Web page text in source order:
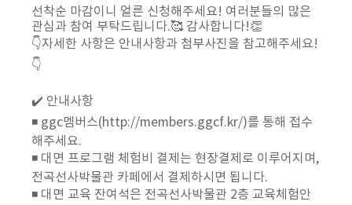
선착순 마감이니 얼른 신청해주세요! 여러분들의 많은
관심과 참여 부탁드립니다.🥰 감사합니다!👏
👇자세한 사항은 안내사항과 첨부사진을 참고해주세요!
👇
✔️ 안내사항
◾️ ggc멤버스(http://members.ggcf.kr/)를 통해 접수
해주세요.
◾️ 대면 프로그램 체험비 결제는 현장결제로 이루어지며,
전곡선사박물관 카페에서 결제하시면 됩니다.
◾️ 대면 교육 잔여석은 전곡선사박물관 2층 교육체험안